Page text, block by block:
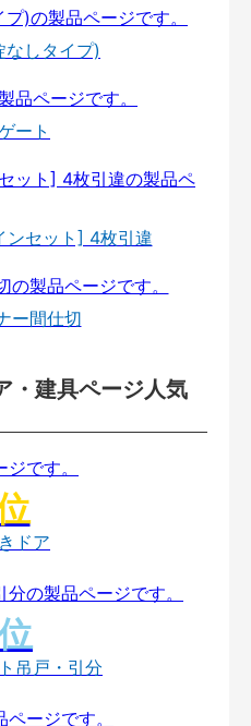
しタイプ)
ート
ンセット] 4枚引違
ー間仕切
・建具ページ人気
ドア
吊戸・引分